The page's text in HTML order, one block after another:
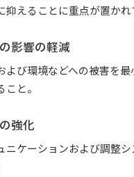
抑えることに重点が置か
影響の軽減
よび環境などへの被害を
と。
強化
ニケーションおよび調整